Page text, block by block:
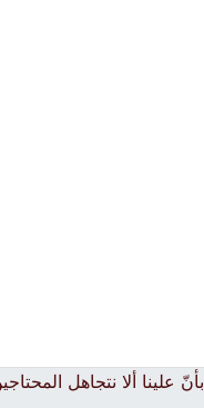
navigation
بأنّ علينا ألا نتجاهل